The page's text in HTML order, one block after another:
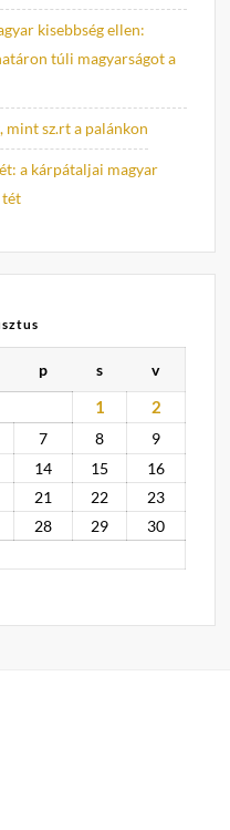
kisebbség ellen:
túli magyarságot a
sz.rt a palánkon
a kárpátaljai magyar
tét
p s v
1
2
7 8
9
14 15
16
21 22
23
28 29
30